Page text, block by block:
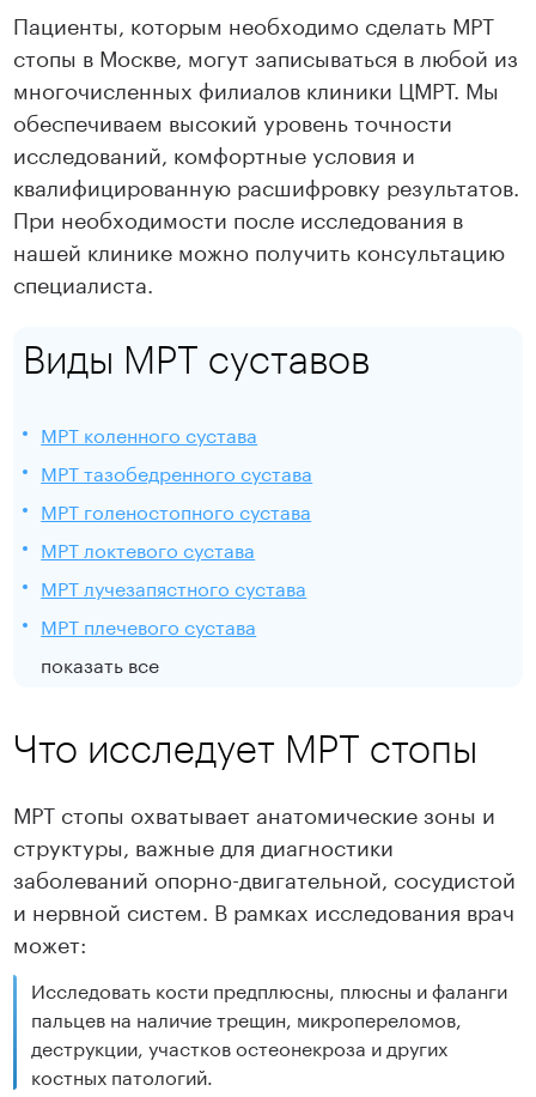
Пациенты, которым необходимо сделать МРТ
стопы в Москве, могут записываться в любой из
многочисленных филиалов клиники ЦМРТ. Мы
обеспечиваем высокий уровень точности
исследований, комфортные условия и
квалифицированную расшифровку результатов.
При необходимости после исследования в
нашей клинике можно получить консультацию
специалиста.
Виды МРТ суставов
МРТ коленного сустава
МРТ тазобедренного сустава
МРТ голеностопного сустава
МРТ локтевого сустава
МРТ лучезапястного сустава
МРТ плечевого сустава
показать все
Что исследует МРТ стопы
МРТ стопы охватывает анатомические зоны и
структуры, важные для диагностики
заболеваний опорно-двигательной, сосудистой
и нервной систем. В рамках исследования врач
может:
Исследовать кости предплюсны, плюсны и фаланги
пальцев на наличие трещин, микропереломов,
деструкции, участков остеонекроза и других
костных патологий.